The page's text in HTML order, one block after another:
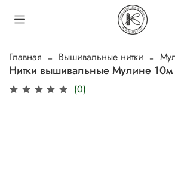
Главная Вышивальные нитки
Нитки вышивальные Мулине
(0)